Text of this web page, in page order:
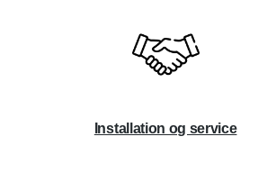
Installation og service